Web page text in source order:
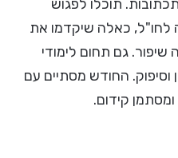
תוכלו לפגוש
לחו"ל, כאלה שיקדמו את
שיפור. גם תחום לימודי
וסיפוק. החודש מסתיים עם
קידום.